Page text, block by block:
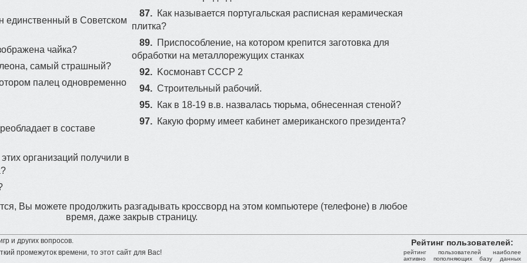
единственный в Советском
чайка?
самый страшный?
палец одновременно
в составе
организаций получили в
87. Как называется португальская расписная керамическая
плитка?
89. Приспособление, на котором крепится заготовка для
обработки на металлорежущих станках
92. Kocмoнaвт CCCP 2
94. Строительный рабочий.
95. Как в 18-19 в.в. назвалась тюрьма, обнесенная стеной?
97. Какую форму имеет кабинет американского президента?
Вы можете продолжить разгадывать кроссворд на этом компьютере (телефоне) в любое
время, даже закрыв страницу.
и других вопросов.
промежуток времени, то этот сайт для Вас!
Рейтинг пользователей:
рейтинг пользователей наиболее
активно пополняющих базу данных